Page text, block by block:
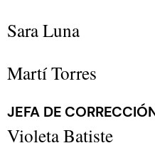
Sara Luna
Martí Torres
JEFA DE
Violeta Batiste